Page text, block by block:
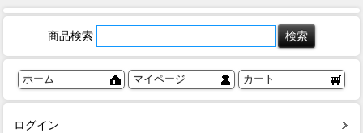
商品検索
ホーム マイページ カート
ログイン